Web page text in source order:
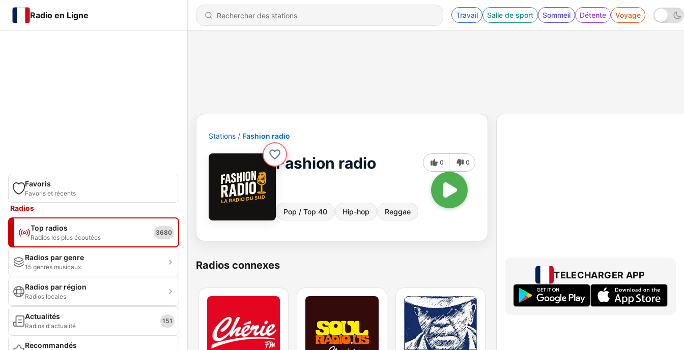
Radio en Ligne Travail Salle de sport Sommeil Détente Voyage
Favoris
Favoris et récents
Radios
Top radios
Radios les plus écoutées
3680
Radios par genre
15 genres musicaux
Radios par région
Radios locales
Actualités
Radios d'actualité
151
Recommandés
Stations Fashion radio
Fashion radio
Pop / Top 40 Hip-hop Reggae
0 0
Radios connexes
TELECHARGER APP